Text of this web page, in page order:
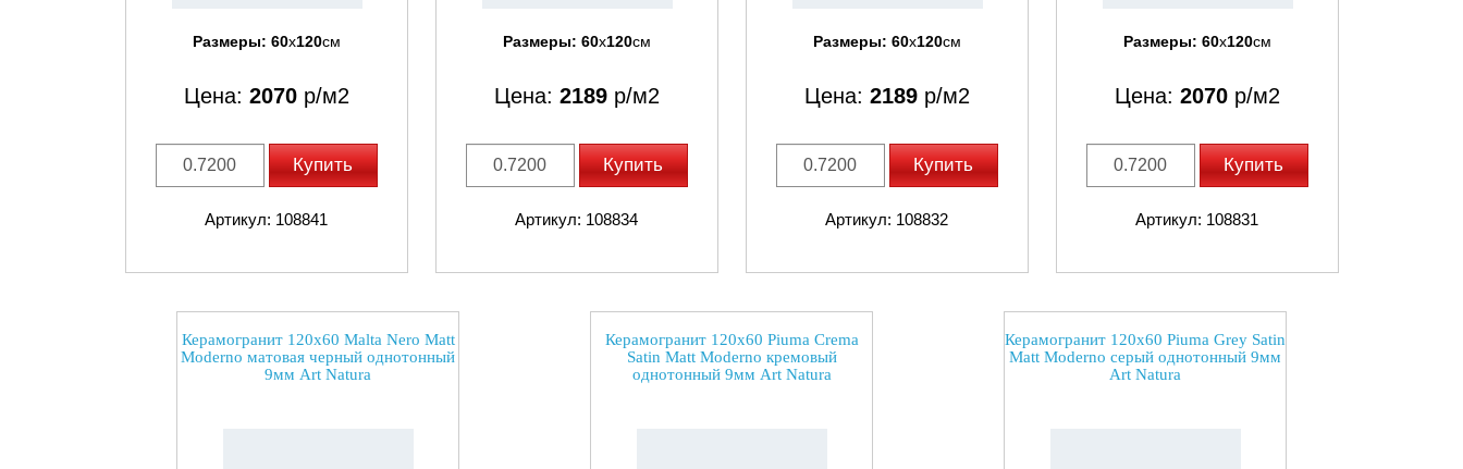
Размеры: 60x120см
Цена: 2070р/м2
Купить
Артикул: 108841
Размеры: 60x120см
Цена: 2189р/м2
Купить
Артикул: 108834
Размеры: 60x120см
Цена: 2189р/м2
Купить
Артикул: 108832
Размеры: 60x120см
Цена: 2070р/м2
Купить
Артикул: 108831
Керамогранит 120x60 Malta Nero Matt
Moderno матовая черный однотонный
9мм Art Natura
Керамогранит 120x60 Piuma Crema
Satin Matt Moderno кремовый
однотонный 9мм Art Natura
Керамогранит 120x60 Piuma Grey Satin
Matt Moderno серый однотонный 9мм
Art Natura